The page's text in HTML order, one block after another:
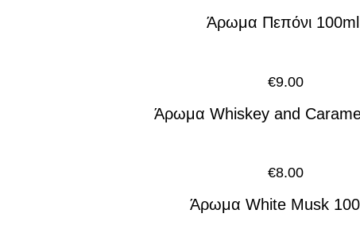
Άρωμα Πεπόνι
€9.00
Άρωμα Whiskey and
€8.00
Άρωμα White Musk